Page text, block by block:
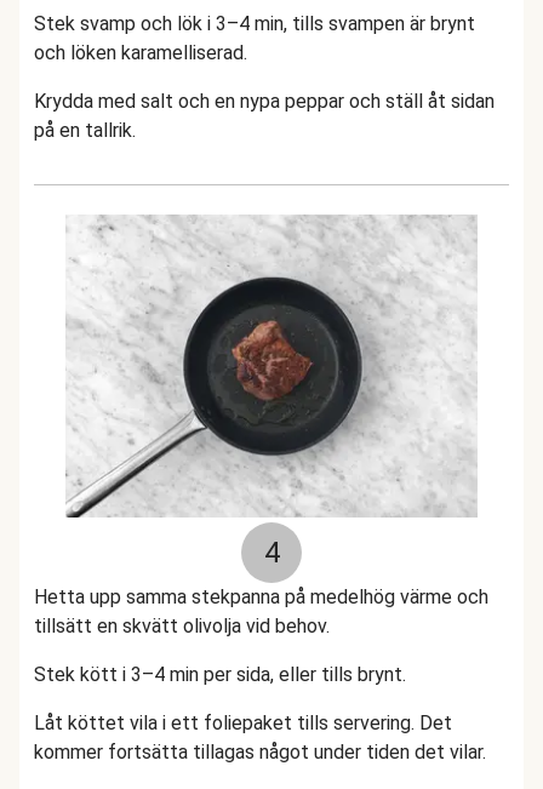
Stek svamp och lök i 3–4 min, tills svampen är brynt
och löken karamelliserad.
Krydda med salt och en nypa peppar och ställ åt sidan
på en tallrik.
4
Hetta upp samma stekpanna på medelhög värme och
tillsätt en skvätt olivolja vid behov.
Stek kött i 3–4 min per sida, eller tills brynt.
Låt köttet vila i ett foliepaket tills servering. Det
kommer fortsätta tillagas något under tiden det vilar.